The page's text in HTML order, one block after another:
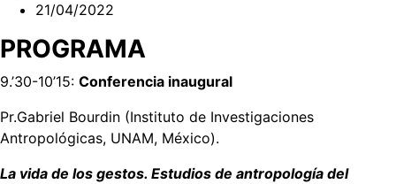
21/04/2022
PROGRAMA
9.’30-10’15: Conferencia inaugural
Pr.Gabriel Bourdin (Instituto de Investigaciones
Antropológicas, UNAM, México).
La vida de los gestos. Estudios de antropología del